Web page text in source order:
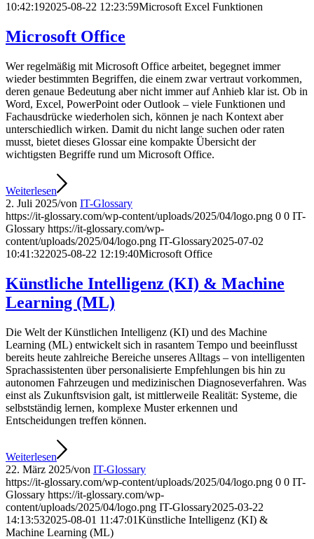
10:42:192025-08-22 12:23:59Microsoft Excel Funktionen
Microsoft Office
Wer regelmäßig mit Microsoft Office arbeitet, begegnet immer
wieder bestimmten Begriffen, die einem zwar vertraut vorkommen,
deren genaue Bedeutung aber nicht immer auf Anhieb klar ist. Ob in
Word, Excel, PowerPoint oder Outlook – viele Funktionen und
Fachausdrücke wiederholen sich, können je nach Kontext aber
unterschiedlich wirken. Damit du nicht lange suchen oder raten
musst, bietet dieses Glossar eine kompakte Übersicht der
wichtigsten Begriffe rund um Microsoft Office.
Weiterlesen
2. Juli 2025/von IT-Glossary
https://it-glossary.com/wp-content/uploads/2025/04/logo.png 0 0 IT-
Glossary https://it-glossary.com/wp-
content/uploads/2025/04/logo.png IT-Glossary2025-07-02
10:41:322025-08-22 12:19:40Microsoft Office
Künstliche Intelligenz (KI) & Machine
Learning (ML)
Die Welt der Künstlichen Intelligenz (KI) und des Machine
Learning (ML) entwickelt sich in rasantem Tempo und beeinflusst
bereits heute zahlreiche Bereiche unseres Alltags – von intelligenten
Sprachassistenten über personalisierte Empfehlungen bis hin zu
autonomen Fahrzeugen und medizinischen Diagnoseverfahren. Was
einst als Zukunftsvision galt, ist mittlerweile Realität: Systeme, die
selbstständig lernen, komplexe Muster erkennen und
Entscheidungen treffen können.
Weiterlesen
22. März 2025/von IT-Glossary
https://it-glossary.com/wp-content/uploads/2025/04/logo.png 0 0 IT-
Glossary https://it-glossary.com/wp-
content/uploads/2025/04/logo.png IT-Glossary2025-03-22
14:13:532025-08-01 11:47:01Künstliche Intelligenz (KI) &
Machine Learning (ML)